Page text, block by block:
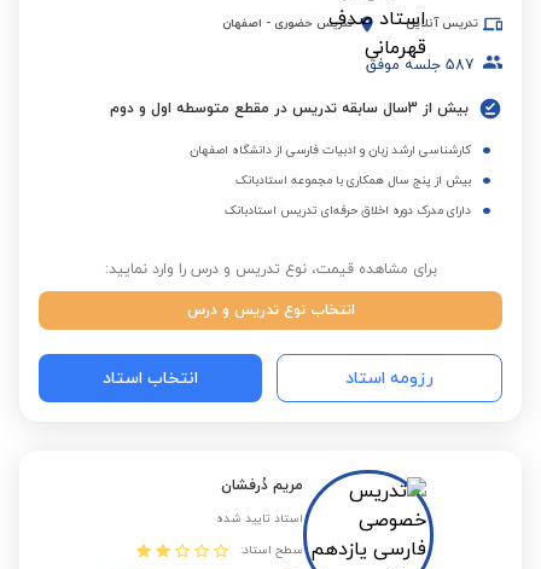
تدریس آنلاین تدریس حضوری - اصفهان
587 جلسه موفق
بیش از 3سال سابقه تدریس در مقطع متوسطه اول و دوم
کارشناسی ارشد زبان و ادبیات فارسی از دانشگاه اصفهان
بیش از پنج سال همکاری با مجموعه استادبانک
دارای مدرک دوره اخلاق حرفه‌ای تدریس استادبانک
برای مشاهده قیمت، نوع تدریس و درس را وارد نمایید:
انتخاب نوع تدریس و درس
رزومه استاد انتخاب استاد
مریم دُرفشان
استاد تایید شده
سطح استاد: